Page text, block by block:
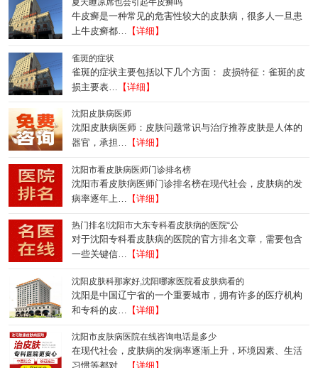
夏天睡凉席也会引起牛皮癣吗
牛皮癣是一种常见的危害性较大的皮肤病，很多人一旦患
上牛皮癣都… 【详细】
雀斑的症状
雀斑的症状主要包括以下几个方面： 皮损特征：雀斑的皮
损主要表…
【详细】
沈阳皮肤病医师
沈阳皮肤病医师：皮肤问题常识与治疗推荐皮肤是人体的
器官，承担… 【详细】
沈阳市看皮肤病医师门诊排名榜
沈阳市看皮肤病医师门诊排名榜在现代社会，皮肤病的发
病率逐年上…
【详细】
热门排名!沈阳市大东专科看皮肤病的医院“公
对于沈阳专科看皮肤病的医院的官方排名文章，需要包含
一些关键信… 【详细】
沈阳皮肤科那家好,沈阳哪家医院看皮肤病看的
沈阳是中国辽宁省的一个重要城市，拥有许多的医疗机构
和专科的皮…
【详细】
沈阳市皮肤病医院在线咨询电话是多少
在现代社会，皮肤病的发病率逐渐上升，环境因素、生活
习惯等都对… 【详细】